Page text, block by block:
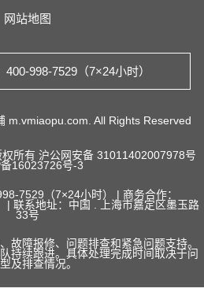
网站地图
998-7529（7×24小时）
m.vmiaopu.com. All Rights Reserved
权所有 沪公网安备 31011402007978号
16023726号-3
7529（7×24小时） | 商务合作：
| 联系地址：中国 . 上海市嘉定区墨玉路
33号
故障报修、问题排查和紧急问题支持。
持续跟进。具体处理完成时间取决于问
及排查情况。